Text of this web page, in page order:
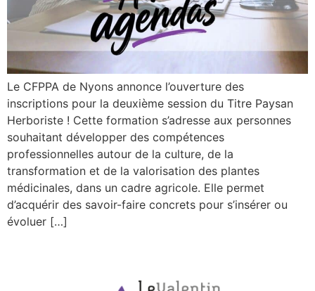
Le CFPPA de Nyons annonce l’ouverture des
inscriptions pour la deuxième session du Titre Paysan
Herboriste ! Cette formation s’adresse aux personnes
souhaitant développer des compétences
professionnelles autour de la culture, de la
transformation et de la valorisation des plantes
médicinales, dans un cadre agricole. Elle permet
d’acquérir des savoir-faire concrets pour s’insérer ou
évoluer […]